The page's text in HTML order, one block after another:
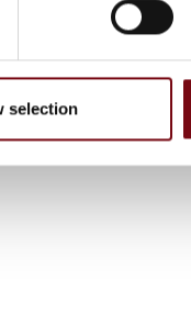
selection